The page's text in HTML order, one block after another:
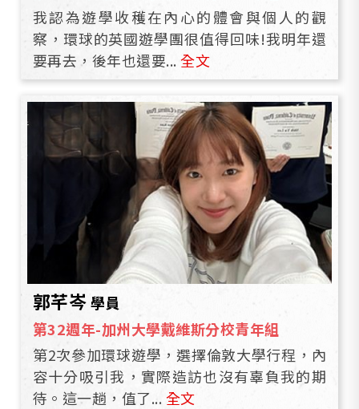
我認為遊學收穫在內心的體會與個人的觀
察，環球的英國遊學團很值得回味!我明年還
要再去，後年也還要...全文
郭芊岑 學員
第32週年-加州大學戴維斯分校青年組
第2次參加環球遊學，選擇倫敦大學行程，內
容十分吸引我，實際造訪也沒有辜負我的期
待。這一趟，值了...全文